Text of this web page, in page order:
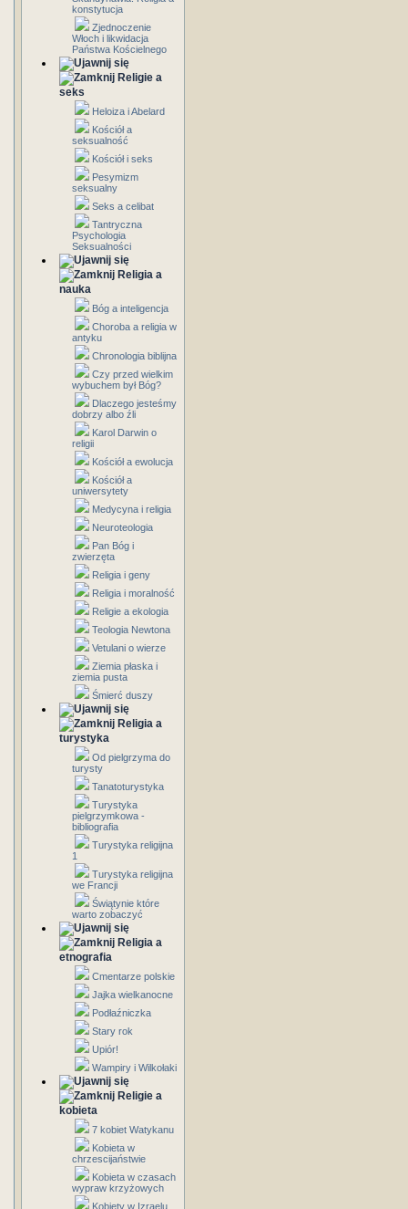
konstytucja
Zjednoczenie
Włoch i likwidacja
Państwa Kościelnego
Religie a
seks
Heloiza i Abelard
Kościół a
seksualność
Kościół i seks
Pesymizm
seksualny
Seks a celibat
Tantryczna
Psychologia
Seksualności
Religia a
nauka
Bóg a inteligencja
Choroba a religia w
antyku
Chronologia biblijna
Czy przed wielkim
wybuchem był Bóg?
Dlaczego jesteśmy
dobrzy albo źli
Karol Darwin o
religii
Kościół a ewolucja
Kościół a
uniwersytety
Medycyna i religia
Neuroteologia
Pan Bóg i
zwierzęta
Religia i geny
Religia i moralność
Religie a ekologia
Teologia Newtona
Vetulani o wierze
Ziemia płaska i
ziemia pusta
Śmierć duszy
Religia a
turystyka
Od pielgrzyma do
turysty
Tanatoturystyka
Turystyka
pielgrzymkowa -
bibliografia
Turystyka religijna
1
Turystyka religijna
we Francji
Świątynie które
warto zobaczyć
Religia a
etnografia
Cmentarze polskie
Jajka wielkanocne
Podłaźniczka
Stary rok
Upiór!
Wampiry i Wilkołaki
Religie a
kobieta
7 kobiet Watykanu
Kobieta w
chrzescijaństwie
Kobieta w czasach
wypraw krzyżowych
Kobiety w Izraelu